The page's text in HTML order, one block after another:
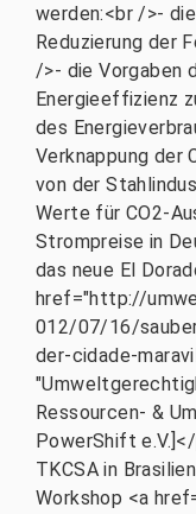
werden:<br />-
Reduzierung der
/>- die Vorgaben
Energieeffizienz
des
Verknappung der
von der
Werte für CO2-
Strompreise in
das neue El
href="http://
012/07/16/
der-cidade-
Ressourcen- &
PowerShift
TKCSA in
Workshop <a